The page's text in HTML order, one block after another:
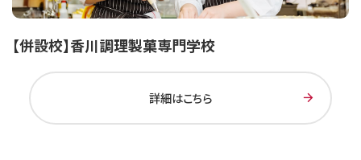
【併設校】香川調理製菓専門学校
詳細はこちら